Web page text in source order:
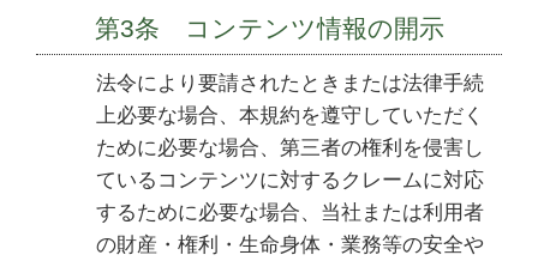
第3条 コンテンツ情報の開示
法令により要請されたときまたは法律手続
上必要な場合、本規約を遵守していただく
ために必要な場合、第三者の権利を侵害し
ているコンテンツに対するクレームに対応
するために必要な場合、当社または利用者
の財産・権利・生命身体・業務等の安全や